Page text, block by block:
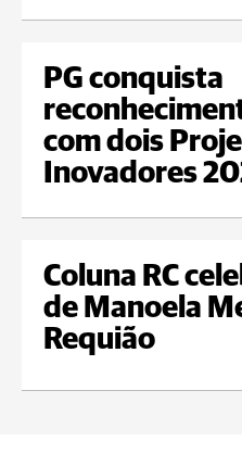
PG conquista
com dois
Inovadores
Coluna RC
de Manoela
Requião